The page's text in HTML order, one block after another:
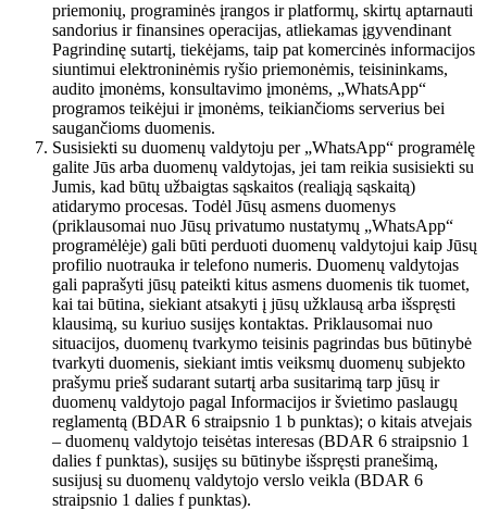
priemonių, programinės įrangos ir platformų, skirtų aptarnauti
sandorius ir finansines operacijas, atliekamas įgyvendinant
Pagrindinę sutartį, tiekėjams, taip pat komercinės informacijos
siuntimui elektroninėmis ryšio priemonėmis, teisininkams,
audito įmonėms, konsultavimo įmonėms, „WhatsApp“
programos teikėjui ir įmonėms, teikiančioms serverius bei
saugančioms duomenis.
Susisiekti su duomenų valdytoju per „WhatsApp“ programėlę
galite Jūs arba duomenų valdytojas, jei tam reikia susisiekti su
Jumis, kad būtų užbaigtas sąskaitos (realiąją sąskaitą)
atidarymo procesas. Todėl Jūsų asmens duomenys
(priklausomai nuo Jūsų privatumo nustatymų „WhatsApp“
programėlėje) gali būti perduoti duomenų valdytojui kaip Jūsų
profilio nuotrauka ir telefono numeris. Duomenų valdytojas
gali paprašyti jūsų pateikti kitus asmens duomenis tik tuomet,
kai tai būtina, siekiant atsakyti į jūsų užklausą arba išspręsti
klausimą, su kuriuo susijęs kontaktas. Priklausomai nuo
situacijos, duomenų tvarkymo teisinis pagrindas bus būtinybė
tvarkyti duomenis, siekiant imtis veiksmų duomenų subjekto
prašymu prieš sudarant sutartį arba susitarimą tarp jūsų ir
duomenų valdytojo pagal Informacijos ir švietimo paslaugų
reglamentą (BDAR 6 straipsnio 1 b punktas); o kitais atvejais
– duomenų valdytojo teisėtas interesas (BDAR 6 straipsnio 1
dalies f punktas), susijęs su būtinybe išspręsti pranešimą,
susijusį su duomenų valdytojo verslo veikla (BDAR 6
straipsnio 1 dalies f punktas).